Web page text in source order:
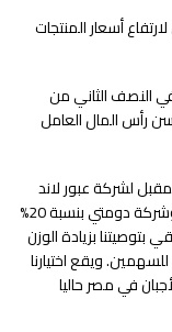
أسعار المنتجات
النصف الثاني من
المستهدف للـ 12 شهر المقبل لشركة عبور لاند
بنسبة 7% تقريبا إلى 9.26 جنيه مصري/السهم وشركة دومتي بنسبة 20%
نبقي بتوصيتنا بزيادة الوزن
ويقع اختيارنا
في مصر حاليا